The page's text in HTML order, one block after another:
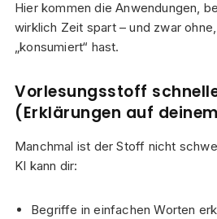
Hier kommen die Anwendungen,
wirklich Zeit spart – und zwar
„konsumiert“ hast.
Vorlesungsstoff
(Erklärungen auf
Manchmal ist der Stoff nicht
KI kann dir:
Begriffe in einfachen Worten